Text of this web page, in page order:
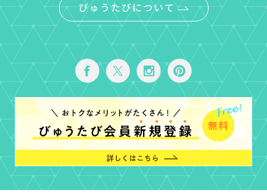
びゅうたびについて